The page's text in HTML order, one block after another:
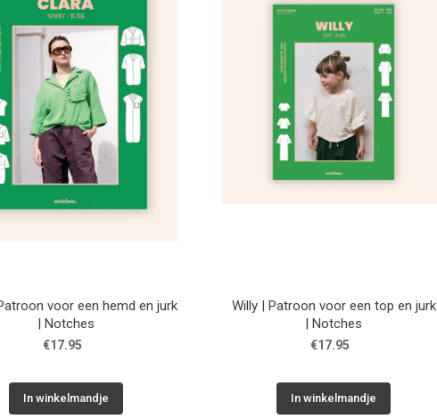
voor een hemd en jurk
| Notches
€17.95
In winkelmandje
Willy | Patroon voor een top en jurk
| Notches
€17.95
In winkelmandje